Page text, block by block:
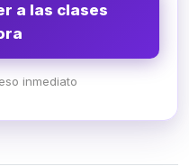
a las clases
inmediato